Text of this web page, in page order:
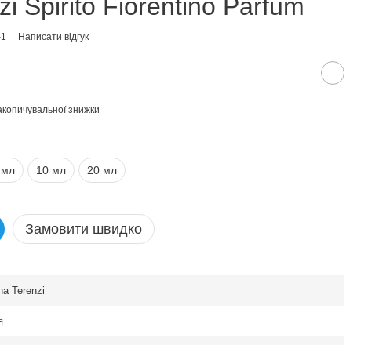
Spirito Fiorentino Parfum
Написати відгук
знижки
10 мл 20 мл
Замовити швидко
Terenzi